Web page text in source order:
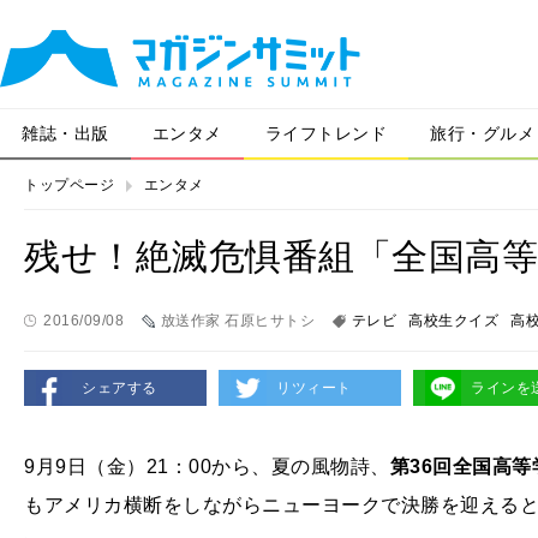
雑誌・出版 エンタメ ライフトレンド 旅行・グルメ
トップページ エンタメ
残せ！絶滅危惧番組「全国高
2016/09/08 放送作家 石原ヒサトシ テレビ 高校生クイズ 高
シェアする リツィート ラインを
9月9日（金）21：00から、夏の風物詩、 第36回全国高等
もアメリカ横断をしながらニューヨークで決勝を迎える